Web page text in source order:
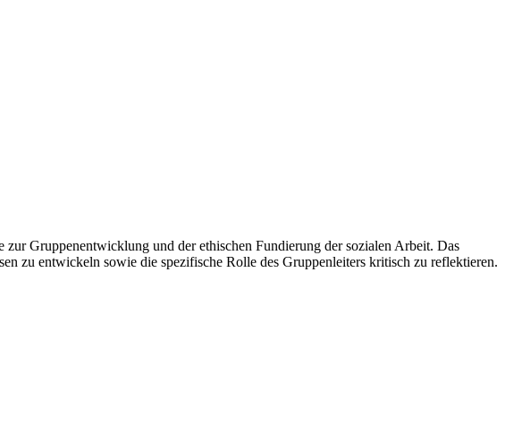
Gruppenentwicklung und der ethischen Fundierung der sozialen Arbeit. Das
zu entwickeln sowie die spezifische Rolle des Gruppenleiters kritisch zu reflektieren.